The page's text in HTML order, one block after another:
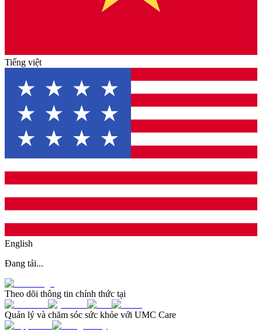
Tiếng việt
English
Đang tải...
Theo dõi thông tin chính thức tại
Quản lý và chăm sóc sức khỏe với UMC Care